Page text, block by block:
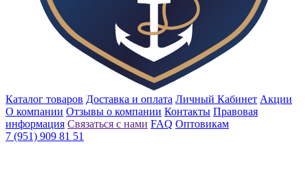
Каталог товаров Доставка и оплата Личный Кабинет Акции
О компании Отзывы о компании Контакты Правовая
информация Связаться с нами FAQ Оптовикам
7 (951) 909 81 51